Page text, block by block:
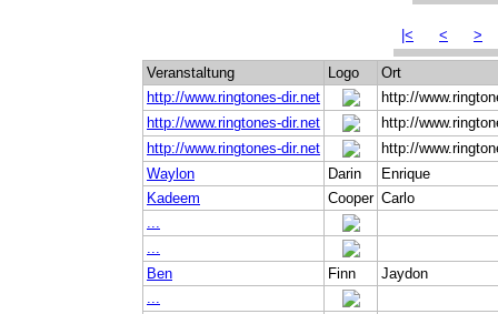
|< < >
Veranstaltung Logo
Ort
http://www.ringtones-dir.net
http://
http://www.ringtones-dir.net
http://
http://www.ringtones-dir.net
http://
Waylon
Darin
Enrique
Kadeem
Cooper Carlo
...
...
Ben
Finn
Jaydon
...